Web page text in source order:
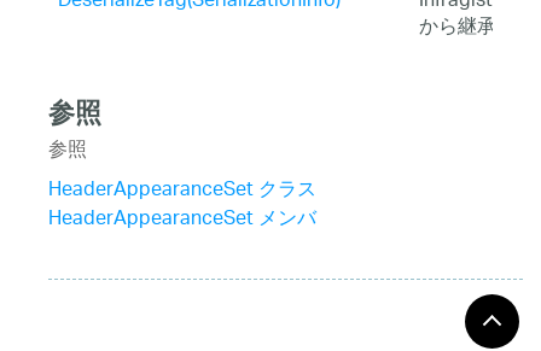
から継承さ
参照
参照
HeaderAppearanceSet クラス
HeaderAppearanceSet メンバ